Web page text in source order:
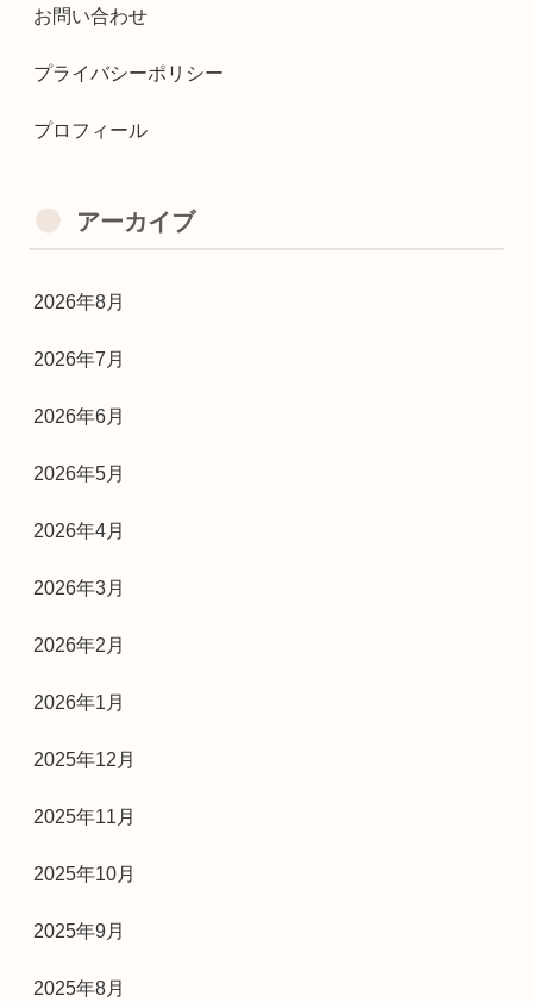
お問い合わせ
プライバシーポリシー
プロフィール
アーカイブ
2026年8月
2026年7月
2026年6月
2026年5月
2026年4月
2026年3月
2026年2月
2026年1月
2025年12月
2025年11月
2025年10月
2025年9月
2025年8月